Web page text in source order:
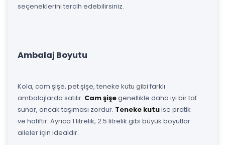
seçeneklerini tercih edebilirsiniz.
Ambalaj Boyutu
Kola, cam şişe, pet şişe, teneke kutu gibi farklı
ambalajlarda satılır. Cam şişegenellikle daha iyi bir tat
sunar, ancak taşıması zordur. Teneke kutuise pratik
ve hafiftir. Ayrıca 1 litrelik, 2.5 litrelik gibi büyük boyutlar
aileler için idealdir.